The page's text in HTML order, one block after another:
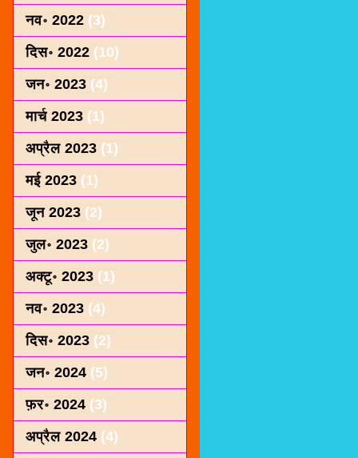
नव॰ 2022 (3)
दिस॰ 2022 (10)
जन॰ 2023 (4)
मार्च 2023 (1)
अप्रैल 2023 (1)
मई 2023 (1)
जून 2023 (2)
जुल॰ 2023 (2)
अक्टू॰ 2023 (1)
नव॰ 2023 (4)
दिस॰ 2023 (2)
जन॰ 2024 (5)
फ़र॰ 2024 (3)
अप्रैल 2024 (4)